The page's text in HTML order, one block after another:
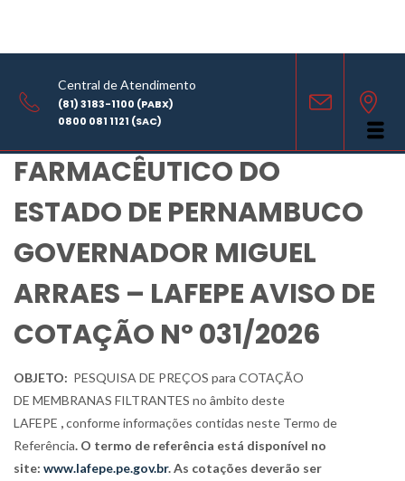
Central de Atendimento
(81) 3183-1100 (PABX)
0800 081 1121 (SAC)
COMPARTILHE
LABORATÓRIO
FARMACÊUTICO DO
ESTADO DE PERNAMBUCO
GOVERNADOR MIGUEL
ARRAES – LAFEPE AVISO DE
COTAÇÃO Nº 031/2026
OBJETO: PESQUISA DE PREÇOS para COTAÇÃO
DE MEMBRANAS FILTRANTES no âmbito deste
LAFEPE ,conforme informações contidas neste Termo de
Referência. O termo de referência está disponível no
site: www.lafepe.pe.gov.br. As cotações deverão ser